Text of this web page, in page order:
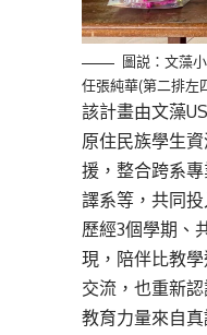
圖説：文藻
任張純華(第二排左
該計畫由文藻
原住民族學生資
援，整合跨系專
譯系等，共同
歷經3個學期、
現，陪伴比教學
交流，也重新
教育力量來自